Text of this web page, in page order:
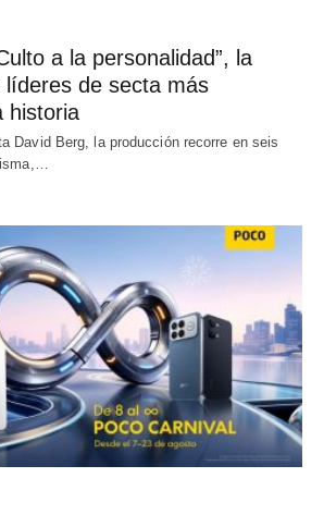
a la personalidad”, la
líderes de secta más
historia
David Berg, la producción recorre en seis